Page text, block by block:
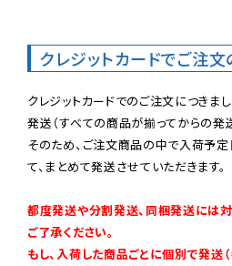
クレジットカードでご注
クレジットカードでのご注文につきま
発送（すべての商品が揃ってからの発
そのため、ご注文商品の中で入荷予
て、まとめて発送させていただきます。
都度発送や分割発送、同梱発送には対
ご了承ください。
もし、入荷した商品ごとに個別で発送